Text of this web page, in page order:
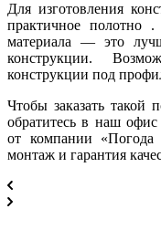
Для изготовления
практичное полотно
материала — это
конструкции.
конструкции под
Чтобы заказать такой
обратитесь в наш
от компании
монтаж и гарантия